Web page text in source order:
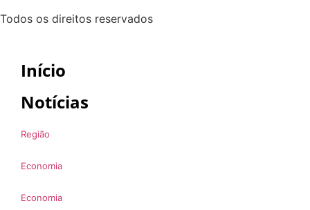
Todos os direitos reservados
Início
Notícias
Região
Economia
Economia